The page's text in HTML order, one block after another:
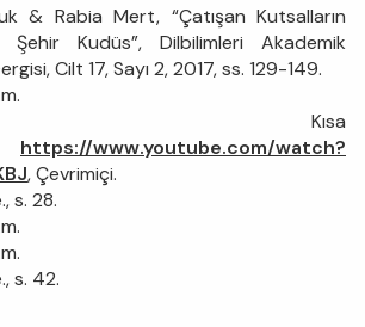
& Rabia Mert, “Çatışan Kutsalların
Şehir Kudüs”, Dilbilimleri Akademik
Cilt 17, Sayı 2, 2017, ss. 129-149.
Kısa
https://www.youtube.com/watch?
, Çevrimiçi.
s. 28.
s. 42.